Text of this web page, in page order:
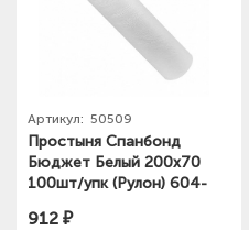
Артикул: 50509
Простыня Спанбонд
Бюджет Белый 200х70
100шт/упк (Рулон) 604-
912 ₽